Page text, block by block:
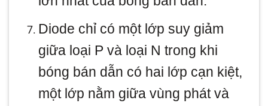
Diode chỉ có một lớp suy giảm
giữa loại P và loại N trong khi
bóng bán dẫn có hai lớp cạn kiệt,
một lớp nằm giữa vùng phát và